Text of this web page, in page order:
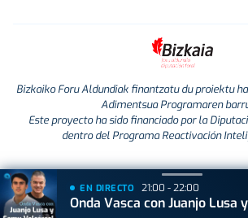
Bizkaiko Foru Aldundiak finantzatu du proiektu
Adimentsua Programaren
Este proyecto ha sido financiado por la
dentro del Programa Reactivación
EN DIRECTO 21:00 - 22:00
Onda Vasca con Juanjo Lusa